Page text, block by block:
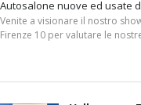
Autosalone nuove ed usate
Venite a visionare il nostro
Firenze 10 per valutare le